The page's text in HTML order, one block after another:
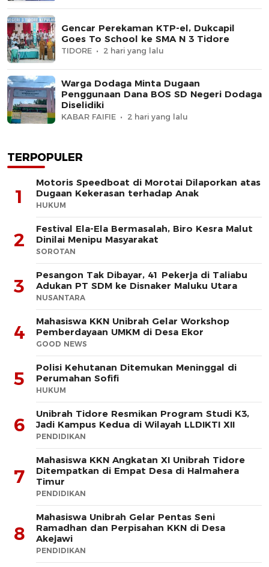
Gencar Perekaman KTP-el, Dukcapil
Goes To School ke SMA N 3 Tidore
TIDORE 2 hari yang lalu
Warga Dodaga Minta Dugaan
Penggunaan Dana BOS SD Negeri Dodaga
Diselidiki
KABAR FAIFIE 2 hari yang lalu
TERPOPULER
1
Motoris Speedboat di Morotai Dilaporkan atas
Dugaan Kekerasan terhadap Anak
HUKUM
2
Festival Ela-Ela Bermasalah, Biro Kesra Malut
Dinilai Menipu Masyarakat
SOROTAN
3
Pesangon Tak Dibayar, 41 Pekerja di Taliabu
Adukan PT SDM ke Disnaker Maluku Utara
NUSANTARA
4
Mahasiswa KKN Unibrah Gelar Workshop
Pemberdayaan UMKM di Desa Ekor
GOOD NEWS
5
Polisi Kehutanan Ditemukan Meninggal di
Perumahan Sofifi
HUKUM
6
Unibrah Tidore Resmikan Program Studi K3,
Jadi Kampus Kedua di Wilayah LLDIKTI XII
PENDIDIKAN
7
Mahasiswa KKN Angkatan XI Unibrah Tidore
Ditempatkan di Empat Desa di Halmahera
Timur
PENDIDIKAN
8
Mahasiswa Unibrah Gelar Pentas Seni
Ramadhan dan Perpisahan KKN di Desa
Akejawi
PENDIDIKAN